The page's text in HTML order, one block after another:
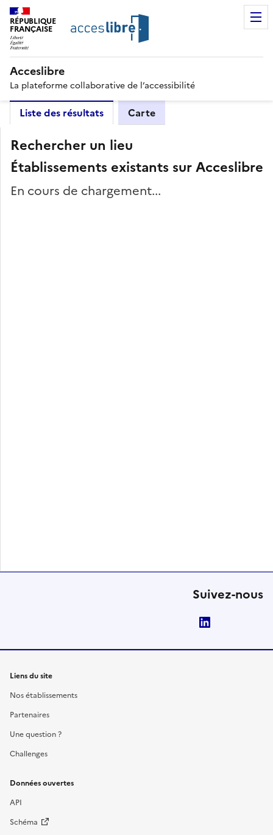
RÉPUBLIQUE
FRANÇAISE
Acceslibre
La plateforme collaborative de l’accessibilité
Liste des résultats Carte
Rechercher un lieu
Établissements existants sur Acceslibre
En cours de chargement...
Suivez-nous
Liens du site
Nos établissements
Partenaires
Une question ?
Challenges
Données ouvertes
API
Schéma